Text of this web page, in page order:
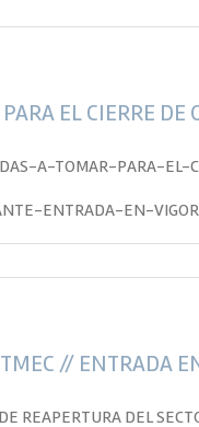
EL CIERRE
A-TOMAR-PARA-EL-
ENTRADA-EN-
// ENTRADA
REAPERTURA DEL